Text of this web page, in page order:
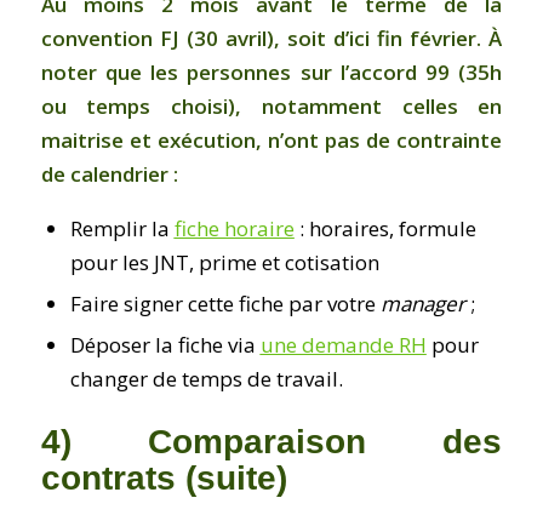
convention FJ (30 avril), soit d’ici fin février. À
noter que les personnes sur l’accord 99 (35h
ou temps choisi), notamment celles en
maitrise et exécution, n’ont pas de contrainte
de calendrier :
Remplir la fiche horaire: horaires, formule
pour les JNT, prime et cotisation
Faire signer cette fiche par votre manager;
Déposer la fiche via une demande RH pour
changer de temps de travail.
4) Comparaison des
contrats (suite)